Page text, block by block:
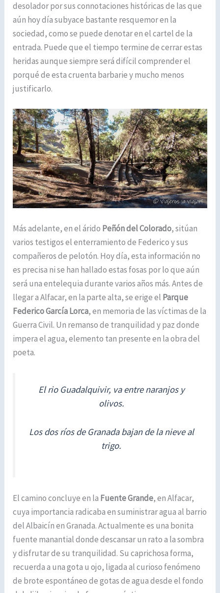
desolador por sus connotaciones históricas de las que
aún hoy día subyace bastante resquemor en la
sociedad, como se puede denotar en el cartel de la
entrada. Puede que el tiempo termine de cerrar estas
heridas aunque siempre será difícil comprender el
porqué de esta cruenta barbarie y mucho menos
justificarlo.
Más adelante, en el árido Peñón del Colorado, sitúan
varios testigos el enterramiento de Federico y sus
compañeros de pelotón. Hoy día, esta información no
es precisa ni se han hallado estas fosas por lo que aún
será una entelequia durante varios años más. Antes de
llegar a Alfacar, en la parte alta, se erige el Parque
Federico García Lorca, en memoria de las víctimas de la
Guerra Civil. Un remanso de tranquilidad y paz donde
impera el agua, elemento tan presente en la obra del
poeta.
El rio Guadalquivir, va entre naranjos y
olivos.
Los dos ríos de Granada bajan de la nieve al
trigo.
El camino concluye en la Fuente Grande, en Alfacar,
cuya importancia radicaba en suministrar agua al barrio
del Albaicín en Granada. Actualmente es una bonita
fuente manantial donde descansar un rato a la sombra
y disfrutar de su tranquilidad. Su caprichosa forma,
recuerda a una gota u ojo, ligada al curioso fenómeno
de brote espontáneo de gotas de agua desde el fondo